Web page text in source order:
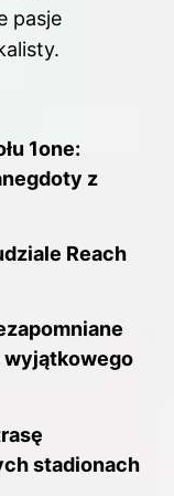
pasje
1one:
z
Reach
wyjątkowego
stadionach